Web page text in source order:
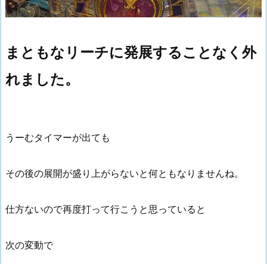
まともなリーチに発展することなく外
れました。
うーむタイマーが出ても
その後の展開が盛り上がらないと何ともなりませんね。
仕方ないので再度打って行こうと思っていると
次の変動で